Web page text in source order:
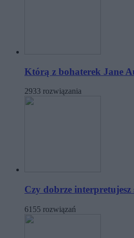
Którą z bohaterek Jane
2933 rozwiązania
Czy dobrze interpretujesz
6155 rozwiązań